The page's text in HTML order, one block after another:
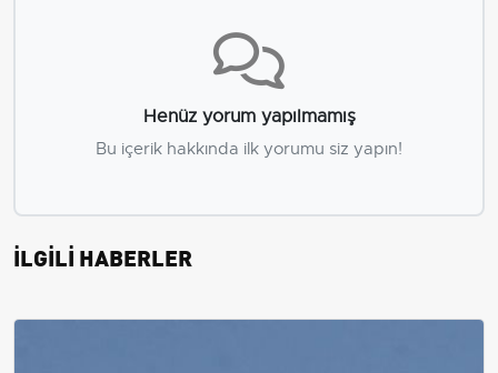
Henüz yorum yapılmamış
Bu içerik hakkında ilk yorumu siz yapın!
İLGİLİ HABERLER